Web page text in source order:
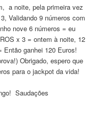
a noite, pela primeira vez
Validando 9 números com
nove 6 números = eu
x 3 = ontem à noite, 12
ganhei 120 Euros!
Obrigado, espero que
para o jackpot da vida!
Saudações